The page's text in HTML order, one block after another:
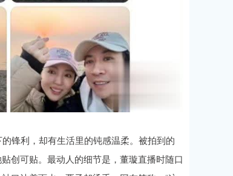
锋利，却有生活里的钝感温柔。被拍到的
创可贴。最动人的细节是，董璇直播时随口